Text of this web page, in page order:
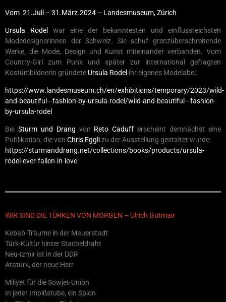
Vom 21.Juli – 31.März.2024 – Landesmuseum, Zürich
Ursula Rodel war eine der bekanntesten und einflussreichsten
Modedesignerinnen der Schweiz. Sie schuf grenzüberschreitende
Werke, die Mode, Design und Kunst miteinander verbanden. Vom
Country-Girl zum Punk und später zur international gefragten
Kostümbildnerin gründete Ursula Rodel ihr eigenes Modelabel.
https://www.landesmuseum.ch/en/exhibitions/temporary/2023/wild-
and-beautiful—fashion-by-ursula-rodel/wild-and-beautiful—fashion-
by-ursula-rodel
Bei Sturm und Drang von Reto Cadufferscheint demnächst eine
Publikation, die von Chris Egglizu der Ausstellung gestaltet wurde:
https://sturmanddrang.net/collections/books/products/ursula-
rodel-ever-fallen-in-love
WIR SIND DIE TÜRKEN VON MORGEN – Ulrich Gutmair
Kebab-Träume in der Mauerstadt
Türk-Kültür hinter Stacheldraht
Neu-Izmir ist in der DDR
Atatürk, der neue Herr
Miliyet für die Sowjet-Union
In jeder Imbißstube, ein Spion